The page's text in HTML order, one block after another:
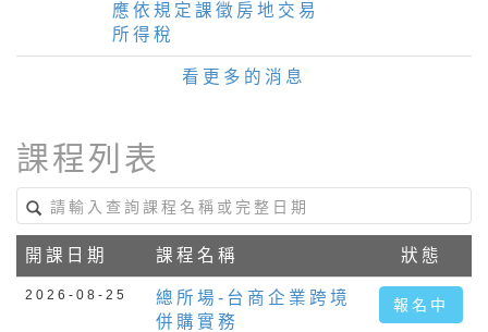
應依規定課徵房地交易
所得稅
看更多的消息
課程列表
開課日期 課程名稱 狀態
2026-08-25
總所場-台商企業跨境
併購實務
報名中